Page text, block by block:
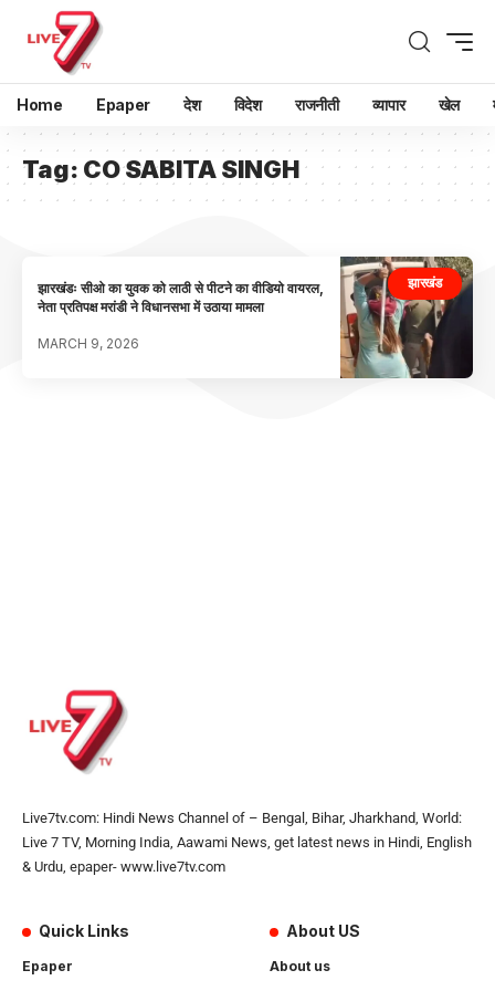
Home Epaper देश विदेश राजनीती व्यापार खेल
Tag: CO SABITA SINGH
झारखंड
झारखंडः सीओ का युवक को लाठी से पीटने का वीडियो वायरल,
नेता प्रतिपक्ष मरांडी ने विधानसभा में उठाया मामला
MARCH 9, 2026
Live7tv.com: Hindi News Channel of – Bengal, Bihar, Jharkhand, World:
Live 7 TV, Morning India, Aawami News, get latest news in Hindi, English
& Urdu, epaper- www.live7tv.com
Quick Links
Epaper
About US
About us